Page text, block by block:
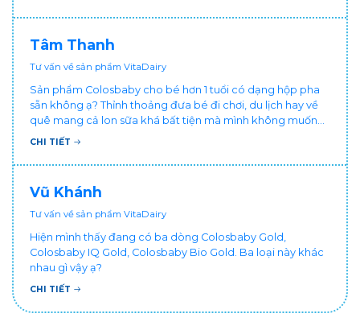
chăm cháu hay ốm ạ?. Cảm ơn bác sĩ.
Tâm Thanh
Tư vấn về sản phẩm VitaDairy
Sản phẩm Colosbaby cho bé hơn 1 tuổi có dạng hộp pha
sẵn không ạ? Thỉnh thoảng đưa bé đi chơi, du lịch hay về
quê mang cả lon sữa khá bất tiện mà mình không muốn
đổi cho bé dùng sữa tươi hộp khác sợ bé nạ sữa ảnh
CHI TIẾT
Vũ Khánh
Tư vấn về sản phẩm VitaDairy
Hiện mình thấy đang có ba dòng Colosbaby Gold,
Colosbaby IQ Gold, Colosbaby Bio Gold. Ba loại này khác
nhau gì vậy ạ?
CHI TIẾT